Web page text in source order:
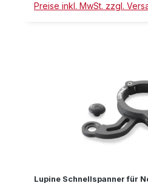
Preise inkl. MwSt. zzgl.
Lupine Schnellspanner für